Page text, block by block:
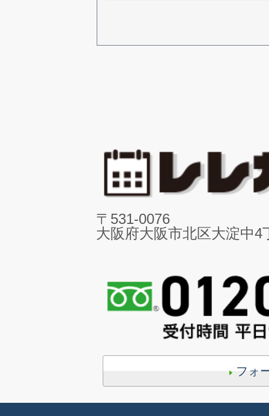
〒531-0076
大阪府大阪市北区大淀中4
フォ